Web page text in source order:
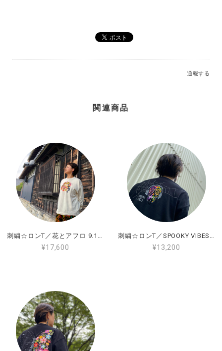
体重85)
この度はご購入ありがとうございました。
またレビュー投稿ありがとうございまし
た。 お届けしました商品、気に入ってただ
けて嬉しく思います。 サイズ大丈夫だった
みたいでホッとしております。 440design
ております。 またオーダーにはなりますが
商品によりますがXXLサイズをご用意でき
440design
刺繍☆半袖Tシャツ／花とアフロ 9.1oz
通報する
関連商品
刺繍☆ロンT／花とアフロ 9.1oz
¥17,600
刺繍☆ロンT／SPOOKY VIBES 9.1oz
¥13,200